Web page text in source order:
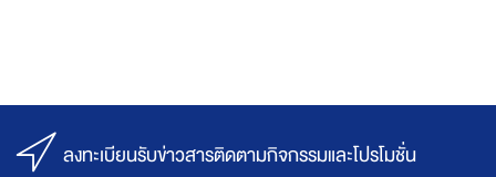
ลงทะเบียนรับข่าวสารติดตามกิจกรรมและโปรโมชั่น